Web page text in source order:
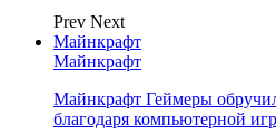
Prev Next
Майнкрафт
Майнкрафт
Майнкрафт Геймеры
благодаря компьютерной